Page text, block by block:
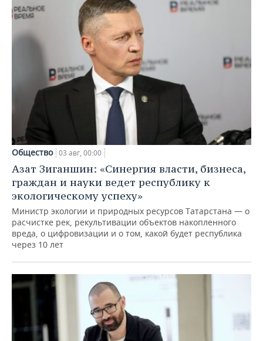
Общество 03 авг, 00:00
Азат Зиганшин: «Синергия власти, бизнеса,
граждан и науки ведет республику к
экологическому успеху»
Министр экологии и природных ресурсов Татарстана — о
расчистке рек, рекультивации объектов накопленного
вреда, о цифровизации и о том, какой будет республика
через 10 лет